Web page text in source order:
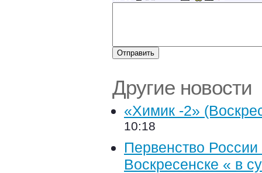
Другие новости
«Химик -2»
10:18
Первенство
Воскресенске « в